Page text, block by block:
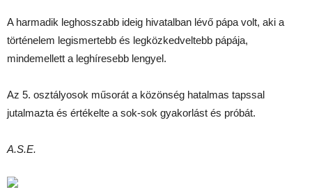
A harmadik leghosszabb ideig hivatalban lévő pápa volt, aki a
történelem legismertebb és legközkedveltebb pápája,
mindemellett a leghíresebb lengyel.
Az 5. osztályosok műsorát a közönség hatalmas tapssal
jutalmazta és értékelte a sok-sok gyakorlást és próbát.
A.S.E.